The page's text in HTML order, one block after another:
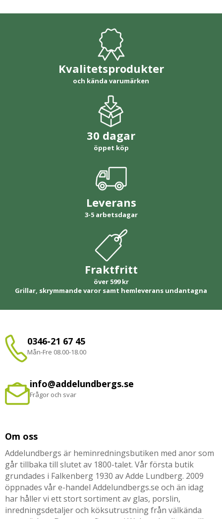
Kvalitetsprodukter
och kända varumärken
30 dagar
öppet köp
Leverans
3-5 arbetsdagar
Fraktfritt
över 599 kr
Grillar, skrymmande varor samt hemleverans undantagna
0346-21 67 45
Mån-Fre 08.00-18.00
info@addelundbergs.se
Frågor och svar
Om oss
Addelundbergs är heminredningsbutiken med anor som
går tillbaka till slutet av 1800-talet. Vår första butik
grundades i Falkenberg 1930 av Adde Lundberg. 2009
öppnades vår e-handel Addelundbergs.se och än idag
har håller vi ett stort sortiment av glas, porslin,
inredningsdetaljer och köksutrustning från välkända